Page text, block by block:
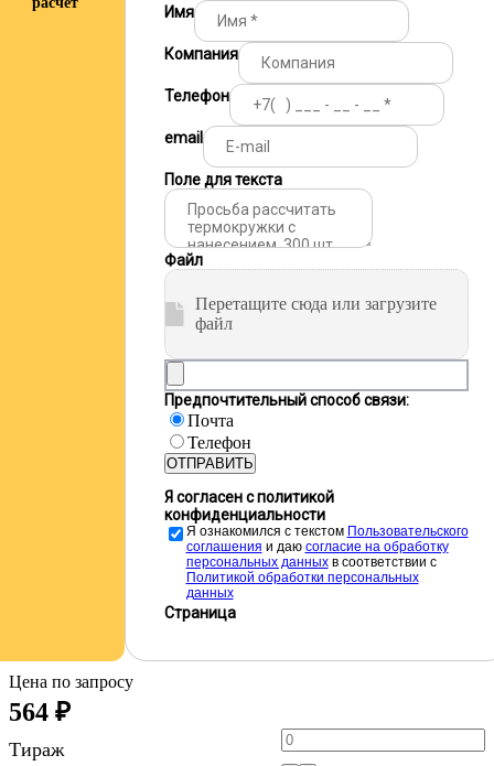
Имя
Компания
Телефон
email
Поле для текста
Файл
Перетащите сюда или загрузите
файл
Предпочтительный способ связи:
Почта
Телефон
ОТПРАВИТЬ
Я согласен с политикой
конфиденциальности
Я ознакомился с текстом Пользовательского
соглашения и даю cогласие на обработку
персональных данныхв соответствии с
Политикой обработки персональных
данных
Страница
Цена по запросу
564 ₽
Тираж